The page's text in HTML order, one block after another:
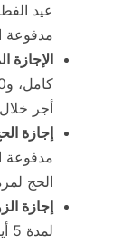
عيد
مدفوعة
الإجازة
أجر
إجازة
الحج
إجازة
لمدة 5 أيام عند الزواج.